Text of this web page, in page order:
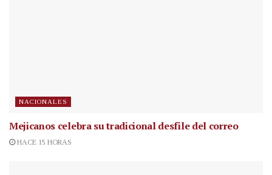
NACIONALES
Mejicanos celebra su tradicional desfile del correo
HACE 15 HORAS